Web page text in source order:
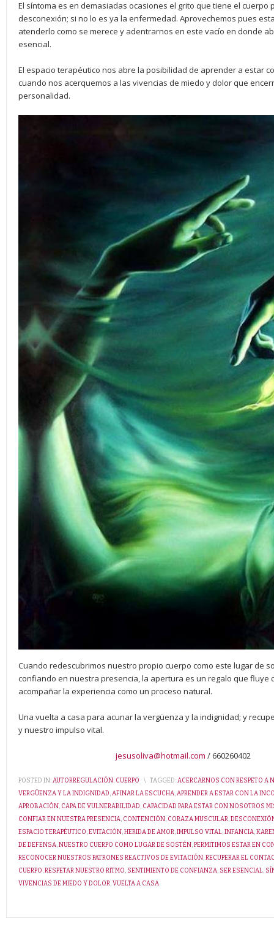
El síntoma es en demasiadas ocasiones el grito que tiene el
desconexión; si no lo es ya la enfermedad. Aprovechemos pues
atenderlo como se merece y adentrarnos en este vacío en donde
esencial.
El espacio terapéutico nos abre la posibilidad de aprender a estar
cuando nos acerquemos a las vivencias de miedo y dolor que
personalidad.
Cuando redescubrimos nuestro propio cuerpo como este lugar de
confiando en nuestra presencia, la apertura es un regalo que fluye
acompañar la experiencia como un proceso natural.
Una vuelta a casa para acunar la vergüenza y la indignidad; y
y nuestro impulso vital.
jesusoliva@hotmail.com / 660260402
POSTED IN:AUTORREGULACIÓN, CUERPO \ TAGGED:ACERCARNOS CON RESPETO A
VERGÜENZA Y LA INDIGNIDAD,AFINAR LA ESCUCHA,APRENDER A ESTAR CON LA
APROBACIÓN, CAPA DE VULNERABILIDAD, CAPACIDAD PARA ESTAR CON NOSOTROS
CONFIAR EN NUESTRA PRESENCIA, CONTENCIÓN, CORAZA MUSCULAR,
ESPACIO TERAPÉUTICO,EVITACIÓN,HERIDA DE AMOR,IMPULSO VITAL,INFANCIA,
DE DEFENSA,NUESTRO CUERPO COMO LUGAR DE SOSTÉN,PERMITIMOS ESTAR EN
RECONOCER NUESTROS PATRONES REACTIVOS DE EVITACIÓN,RECUPERAR EL
CUERPO,RESPETAR NUESTRO RITMO, SENTIMIENTO DE CONFIANZA, SER ESENCIAL,
VIVENCIAS DE MIEDO Y DOLOR,VUELTA A CASA